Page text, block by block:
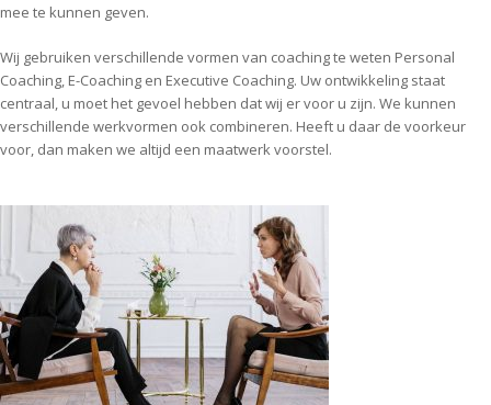
mee te kunnen geven.
Wij gebruiken verschillende vormen van coaching te weten Personal
Coaching, E-Coaching en Executive Coaching. Uw ontwikkeling staat
centraal, u moet het gevoel hebben dat wij er voor u zijn. We kunnen
verschillende werkvormen ook combineren. Heeft u daar de voorkeur
voor, dan maken we altijd een maatwerk voorstel.